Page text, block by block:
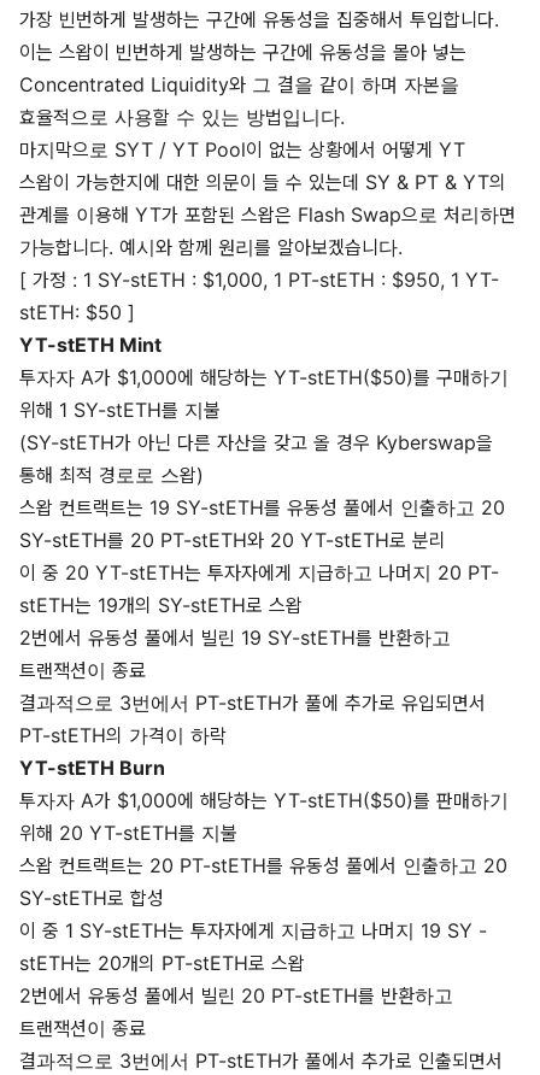
가장 빈번하게 발생하는 구간에 유동성을 집중해서 투입합니다.
이는 스왑이 빈번하게 발생하는 구간에 유동성을 몰아 넣는
Concentrated Liquidity와 그 결을 같이 하며 자본을
효율적으로 사용할 수 있는 방법입니다.
마지막으로 SYT / YT Pool이 없는 상황에서 어떻게 YT
스왑이 가능한지에 대한 의문이 들 수 있는데 SY & PT & YT의
관계를 이용해 YT가 포함된 스왑은 Flash Swap으로 처리하면
가능합니다. 예시와 함께 원리를 알아보겠습니다.
[ 가정 : 1 SY-stETH : $1,000, 1 PT-stETH : $950, 1 YT-
stETH: $50 ]
YT-stETH Mint
투자자 A가 $1,000에 해당하는 YT-stETH($50)를 구매하기
위해 1 SY-stETH를 지불
(SY-stETH가 아닌 다른 자산을 갖고 올 경우 Kyberswap을
통해 최적 경로로 스왑)
스왑 컨트랙트는 19 SY-stETH를 유동성 풀에서 인출하고 20
SY-stETH를 20 PT-stETH와 20 YT-stETH로 분리
이 중 20 YT-stETH는 투자자에게 지급하고 나머지 20 PT-
stETH는 19개의 SY-stETH로 스왑
2번에서 유동성 풀에서 빌린 19 SY-stETH를 반환하고
트랜잭션이 종료
결과적으로 3번에서 PT-stETH가 풀에 추가로 유입되면서
PT-stETH의 가격이 하락
YT-stETH Burn
투자자 A가 $1,000에 해당하는 YT-stETH($50)를 판매하기
위해 20 YT-stETH를 지불
스왑 컨트랙트는 20 PT-stETH를 유동성 풀에서 인출하고 20
SY-stETH로 합성
이 중 1 SY-stETH는 투자자에게 지급하고 나머지 19 SY -
stETH는 20개의 PT-stETH로 스왑
2번에서 유동성 풀에서 빌린 20 PT-stETH를 반환하고
트랜잭션이 종료
결과적으로 3번에서 PT-stETH가 풀에서 추가로 인출되면서